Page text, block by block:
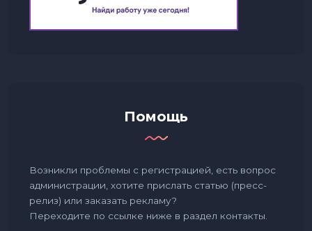
Помощь
Возникли проблемы с регистрацией, есть вопрос
администрации, хотите прислать статью (пресс-
релиз) или заказать рекламу?
Переходите по ссылке ниже в раздел контакты.